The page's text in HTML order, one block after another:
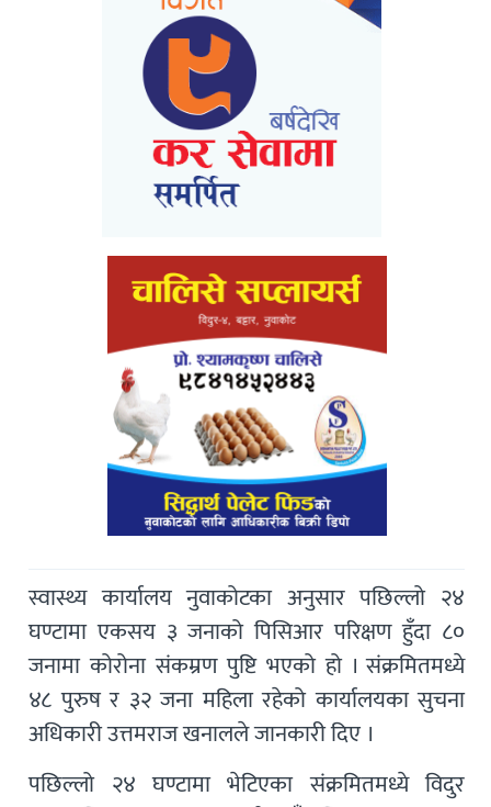
स्वास्थ्य कार्यालय नुवाकोटका अनुसार पछिल्लो २४
घण्टामा एकसय ३ जनाको पिसिआर परिक्षण हुँदा ८०
जनामा कोरोना संकम्रण पुष्टि भएको हो । संक्रमितमध्ये
४८ पुरुष र ३२ जना महिला रहेको कार्यालयका सुचना
अधिकारी उत्तमराज खनालले जानकारी दिए ।
पछिल्लो २४ घण्टामा भेटिएका संक्रमितमध्ये विदुर